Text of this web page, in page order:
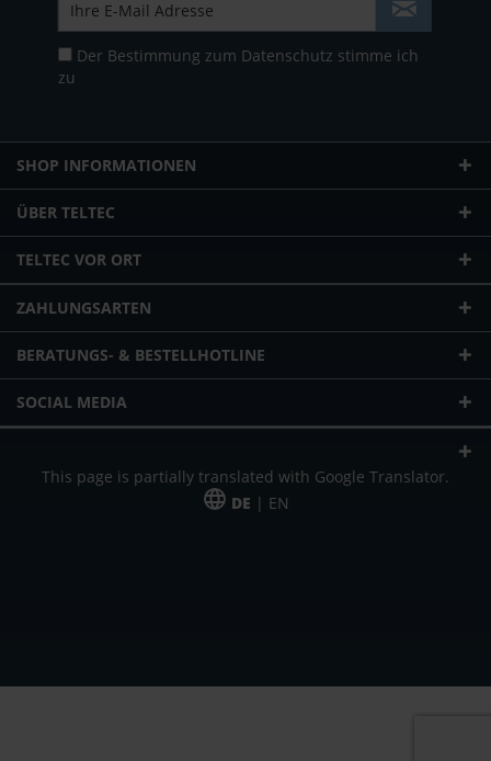
Der Bestimmung zum Datenschutz stimme ich
zu
SHOP INFORMATIONEN
ÜBER TELTEC
TELTEC VOR ORT
ZAHLUNGSARTEN
BERATUNGS- & BESTELLHOTLINE
SOCIAL MEDIA
This page is partially translated with Google Translator.
DE | EN